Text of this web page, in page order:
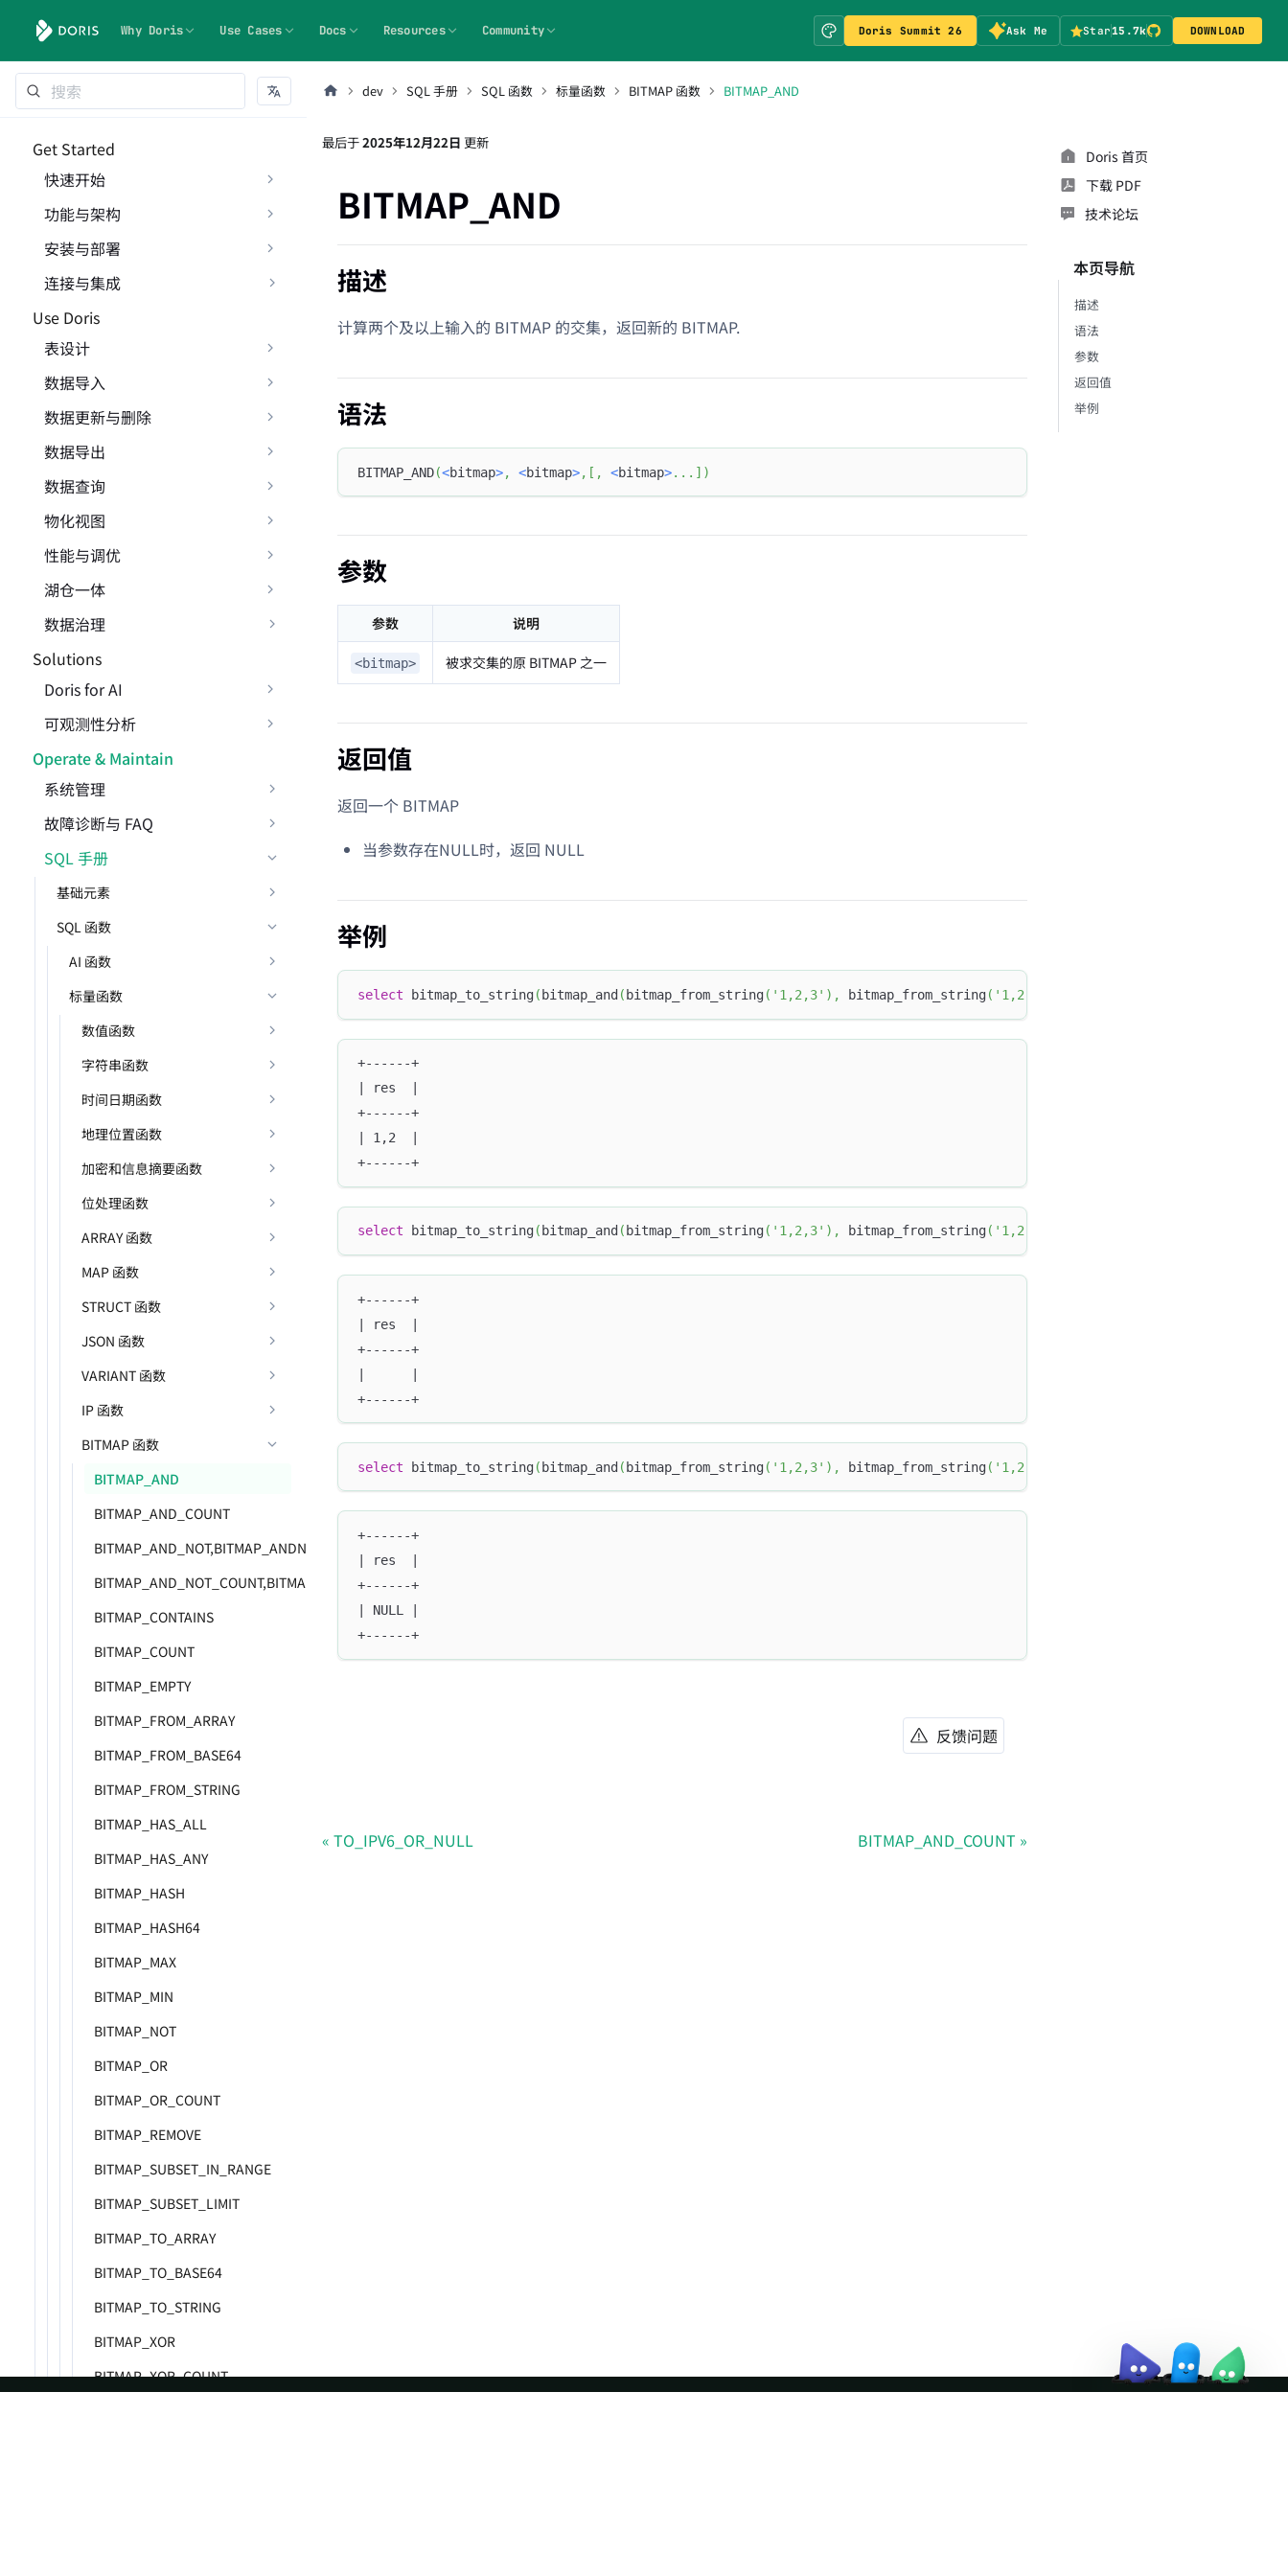
Why Doris Use Cases Docs Resources Community Doris Summit 26 Ask Me Star15.7k DOWNLOAD
Get Started
快速开始
功能与架构
安装与部署
连接与集成
Use Doris
表设计
数据导入
数据更新与删除
数据导出
数据查询
物化视图
性能与调优
湖仓一体
数据治理
Solutions
Doris for AI
可观测性分析
Operate & Maintain
系统管理
故障诊断与 FAQ
SQL 手册
基础元素
SQL 函数
AI 函数
标量函数
数值函数
字符串函数
时间日期函数
地理位置函数
加密和信息摘要函数
位处理函数
ARRAY 函数
MAP 函数
STRUCT 函数
JSON 函数
VARIANT 函数
IP 函数
BITMAP 函数
BITMAP_AND
BITMAP_AND_COUNT
BITMAP_AND_NOT,BITMAP_ANDNOT
BITMAP_AND_NOT_COUNT,BITMAP_ANDNOT_COUNT
BITMAP_CONTAINS
BITMAP_COUNT
BITMAP_EMPTY
BITMAP_FROM_ARRAY
BITMAP_FROM_BASE64
BITMAP_FROM_STRING
BITMAP_HAS_ALL
BITMAP_HAS_ANY
BITMAP_HASH
BITMAP_HASH64
BITMAP_MAX
BITMAP_MIN
BITMAP_NOT
BITMAP_OR
BITMAP_OR_COUNT
BITMAP_REMOVE
BITMAP_SUBSET_IN_RANGE
BITMAP_SUBSET_LIMIT
BITMAP_TO_ARRAY
BITMAP_TO_BASE64
BITMAP_TO_STRING
BITMAP_XOR
BITMAP_XOR_COUNT
dev SQL 手册 SQL 函数 标量函数 BITMAP 函数 BITMAP_AND
最后于2025年12月22日 更新
BITMAP_AND
描述
计算两个及以上输入的 BITMAP 的交集，返回新的 BITMAP.
语法
BITMAP_AND(<bitmap>, <bitmap>, [ , <bitmap>. . . ] )
参数
参数 说明
<bitmap> 被求交集的原 BITMAP 之一
返回值
返回一个 BITMAP
当参数存在NULL时，返回 NULL
举例
select bitmap_to_string( bitmap_and ( bitmap_from_string( '1,2,3' ) , bitmap_from_string( '1,2'
+------+
| res  |
+------+
| 1,2  |
+------+
select bitmap_to_string( bitmap_and ( bitmap_from_string( '1,2,3' ) , bitmap_from_string( '1,2'
+------+
| res  |
+------+
|      |
+------+
select bitmap_to_string( bitmap_and ( bitmap_from_string( '1,2,3' ) , bitmap_from_string( '1,2'
+------+
| res  |
+------+
| NULL |
+------+
反馈问题
TO_IPV6_OR_NULL BITMAP_AND_COUNT
Doris 首页
下载 PDF
技术论坛
本页导航
描述
语法
参数
返回值
举例